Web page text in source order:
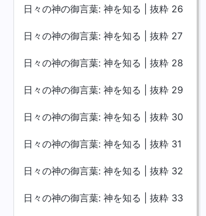
日々の神の御言葉: 神を知る | 抜粋 26
日々の神の御言葉: 神を知る | 抜粋 27
日々の神の御言葉: 神を知る | 抜粋 28
日々の神の御言葉: 神を知る | 抜粋 29
日々の神の御言葉: 神を知る | 抜粋 30
日々の神の御言葉: 神を知る | 抜粋 31
日々の神の御言葉: 神を知る | 抜粋 32
日々の神の御言葉: 神を知る | 抜粋 33